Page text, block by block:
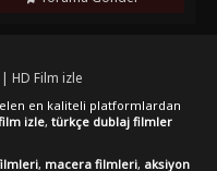
(1984)"
HD Film izle
en kaliteli platformlardan
izle, türkçe dublaj filmler
, macera filmleri, aksiyon